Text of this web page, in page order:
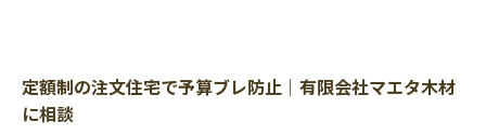
定額制の注文住宅で予算ブレ防止｜有限会社マエタ木材
に相談